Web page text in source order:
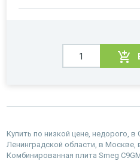
Купить по низкой цене, недорого, в
Ленинградской области, в Москве,
Комбинированная плита Smeg